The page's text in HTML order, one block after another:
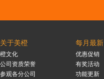
关于美橙
橙文化
公司资质荣誉
参观各分公司
每月最新
优惠促销
有奖活动
功能更新